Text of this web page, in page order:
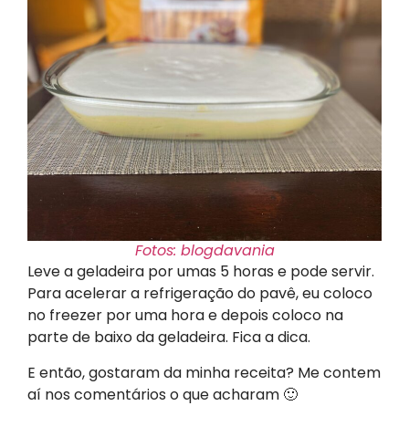
Fotos: blogdavania
Leve a geladeira por umas 5 horas e pode servir.
Para acelerar a refrigeração do pavê, eu coloco
no freezer por uma hora e depois coloco na
parte de baixo da geladeira. Fica a dica.
E então, gostaram da minha receita? Me contem
aí nos comentários o que acharam 🙂